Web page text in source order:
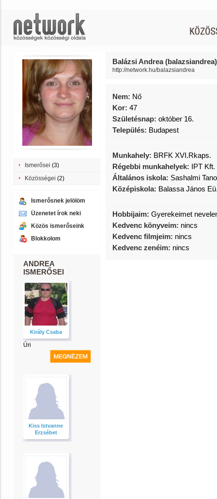
Ismerősei (3)
Közösségei (2)
Ismerősnek jelölöm
Üzenetet írok neki
Közös ismerőseink
Blokkolom
ANDREA
ISMERŐSEI
Király Csaba
Úri
Kiss Istvanne
Erzsébet
Balázsi Andrea (balazsiandrea)
http://network.hu/balazsiandrea
Nem: Nő
Kor: 47
Születésnap: október 16.
Település: Budapest
Munkahely: BRFK XVI.Rkaps.
Régebbi munkahelyek: IPT Kft.
Általános iskola: Sashalmi
Középiskola: Balassa János
Hobbijaim: Gyerekeimet
Kedvenc könyveim: nincs
Kedvenc filmjeim: nincs
Kedvenc zenéim: nincs